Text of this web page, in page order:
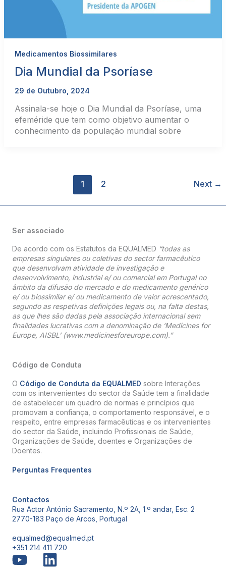
Medicamentos Biossimilares
Dia Mundial da Psoríase
29 de Outubro, 2024
Assinala-se hoje o Dia Mundial da Psoríase, uma
efeméride que tem como objetivo aumentar o
conhecimento da população mundial sobre
1 2 Next →
Ser associado
De acordo com os Estatutos da EQUALMED “todas as
empresas singulares ou coletivas do sector farmacêutico
que desenvolvam atividade de investigação e
desenvolvimento, industrial e/ ou comercial em Portugal no
âmbito da difusão do mercado e do medicamento genérico
e/ ou biossimilar e/ ou medicamento de valor acrescentado,
segundo as respetivas definições legais ou, na falta destas,
as que lhes são dadas pela associação internacional sem
finalidades lucrativas com a denominação de ‘Medicines for
Europe, AISBL’ (www.medicinesforeurope.com).”
Código de Conduta
O Código de Conduta da EQUALMED sobre Interações
com os intervenientes do sector da Saúde tem a finalidade
de estabelecer um quadro de normas e princípios que
promovam a confiança, o comportamento responsável, e o
respeito, entre empresas farmacêuticas e os intervenientes
do sector da Saúde, incluindo Profissionais de Saúde,
Organizações de Saúde, doentes e Organizações de
Doentes.
Perguntas Frequentes
Contactos
Rua Actor António Sacramento, N.º 2A, 1.º andar, Esc. 2
2770-183 Paço de Arcos, Portugal
equalmed@equalmed.pt
+351 214 411 720